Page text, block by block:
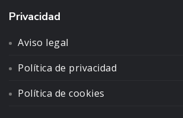
Privacidad
Aviso legal
Política de privacidad
Política de cookies